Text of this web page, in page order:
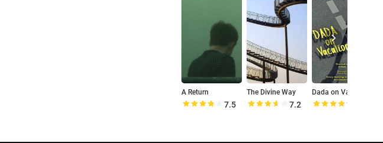
A Return
7.5
The Divine Way
7.2
Dada on Vacation